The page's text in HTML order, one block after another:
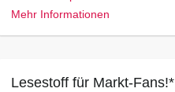
Mehr Informationen
Lesestoff für Markt-Fans!*